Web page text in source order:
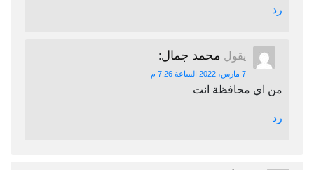
رد
يقول محمد جمال:
7 مارس، 2022 الساعة 7:26 م
من اي محافظة انت
رد